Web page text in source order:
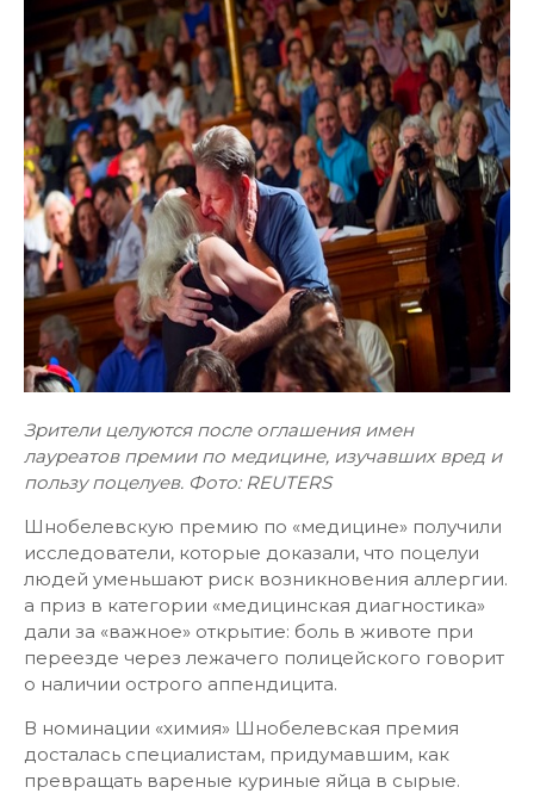
Зрители целуются после оглашения имен
лауреатов премии по медицине, изучавших вред и
пользу поцелуев. Фото: REUTERS
Шнобелевскую премию по «медицине» получили
исследователи, которые доказали, что поцелуи
людей уменьшают риск возникновения аллергии.
а приз в категории «медицинская диагностика»
дали за «важное» открытие: боль в животе при
переезде через лежачего полицейского говорит
о наличии острого аппендицита.
В номинации «химия» Шнобелевская премия
досталась специалистам, придумавшим, как
превращать вареные куриные яйца в сырые.